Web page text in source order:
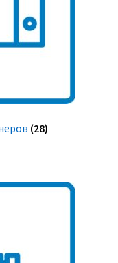
(28)